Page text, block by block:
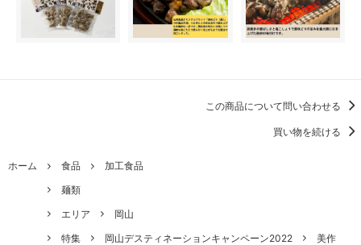
この商品について問い合わせる
買い物を続ける
ホーム 食品
加工食品
麺類
エリア
岡山
特集
岡山デスティネーションキャンペーン2022
美作